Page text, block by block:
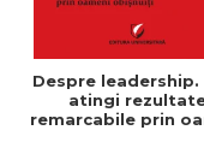
Despre leadership.
atingi
remarcabile prin